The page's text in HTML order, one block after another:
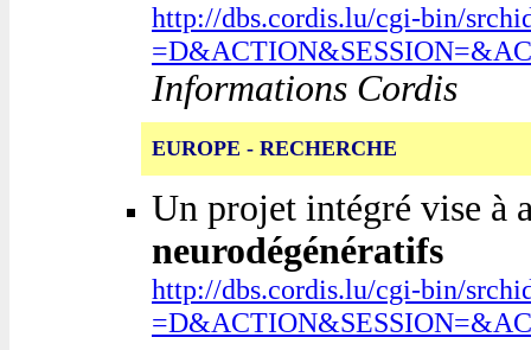
http://dbs.cordis.lu/cgi-bin/
Informations Cordis
EUROPE - RECHERCHE
Un projet intégré vise à
neurodégénératifs
http://dbs.cordis.lu/cgi-bin/